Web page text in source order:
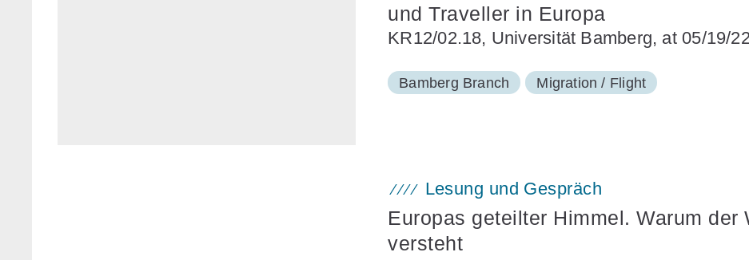
und Traveller in Europa
KR12/02.18, Universität Bamberg, at 05/19/22
Bamberg Branch Migration / Flight
Lesung und Gespräch
Europas geteilter Himmel. Warum der
versteht